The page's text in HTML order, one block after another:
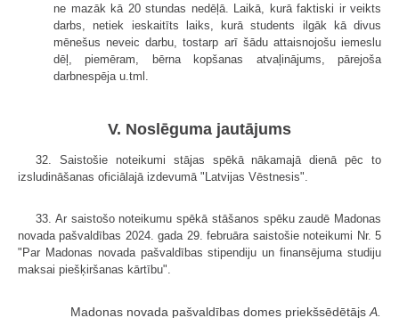
ne mazāk kā 20 stundas nedēļā. Laikā, kurā faktiski ir veikts
darbs, netiek ieskaitīts laiks, kurā students ilgāk kā divus
mēnešus neveic darbu, tostarp arī šādu attaisnojošu iemeslu
dēļ, piemēram, bērna kopšanas atvaļinājums, pārejoša
darbnespēja u.tml.
V. Noslēguma jautājums
32. Saistošie noteikumi stājas spēkā nākamajā dienā pēc to
izsludināšanas oficiālajā izdevumā "Latvijas Vēstnesis".
33. Ar saistošo noteikumu spēkā stāšanos spēku zaudē Madonas
novada pašvaldības 2024. gada 29. februāra saistošie noteikumi Nr. 5
"Par Madonas novada pašvaldības stipendiju un finansējuma studiju
maksai piešķiršanas kārtību".
Madonas novada pašvaldības domes priekšsēdētājs A.